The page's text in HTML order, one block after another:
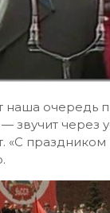
наша очередь
звучит через
«С